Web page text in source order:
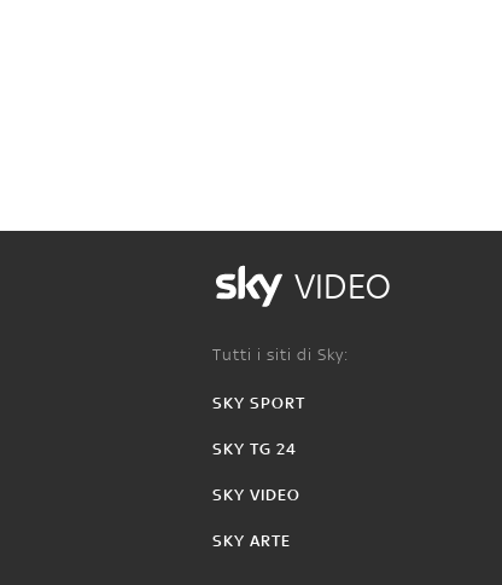
VIDEO
Tutti i siti di Sky:
SKY SPORT
SKY TG 24
SKY VIDEO
SKY ARTE